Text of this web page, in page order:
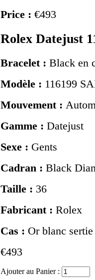
Price : €493
Rolex Datejust
Bracelet : Black en
Modèle : 116199
Mouvement :
Gamme : Datejust
Sexe : Gents
Cadran : Black
Taille : 36
Fabricant : Rolex
Cas : Or blanc
€493
Ajouter au Panier :